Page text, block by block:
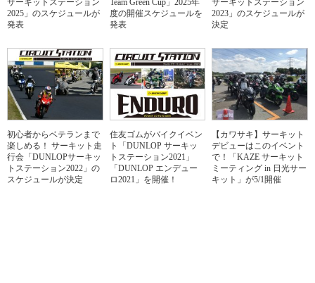
サーキットステーション
2025」のスケジュールが
発表
Team Green Cup」2025年
度の開催スケジュールを
発表
サーキットステーション
2023」のスケジュールが
決定
初心者からベテランまで
楽しめる！ サーキット走
行会「DUNLOPサーキッ
トステーション2022」の
スケジュールが決定
住友ゴムがバイクイベン
ト「DUNLOP サーキッ
トステーション2021」
「DUNLOP エンデュー
ロ2021」を開催！
【カワサキ】サーキット
デビューはこのイベント
で！「KAZE サーキット
ミーティング in 日光サー
キット」が5/1開催